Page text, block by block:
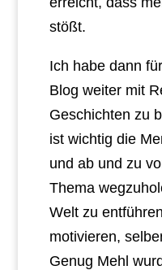
stößt.
Ich habe dann
Blog weiter mit
Geschichten zu
ist wichtig die
und ab und zu
Thema
Welt zu
motivieren,
Genug Mehl